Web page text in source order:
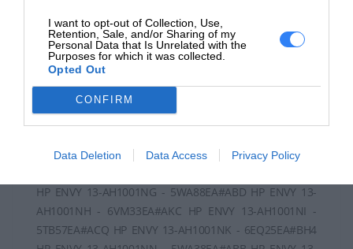
I want to opt-out of Collection, Use,
Retention, Sale, and/or Sharing of my
Personal Data that Is Unrelated with the
Purposes for which it was collected.
Opted Out
CONFIRM
Data Deletion Data Access Privacy Policy